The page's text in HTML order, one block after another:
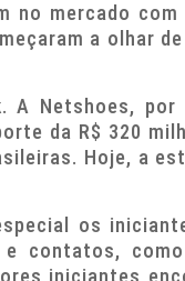
no mercado com
a olhar de
A Netshoes, por
da R$ 320
Hoje, a
os
e contatos,
iniciantes